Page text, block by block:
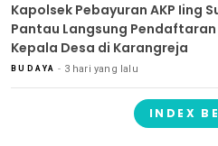
Kapolsek Pebayuran AKP Iing
Pantau Langsung
Kepala Desa di Karangreja
BUDAYA 3 hari yang lalu
INDEX